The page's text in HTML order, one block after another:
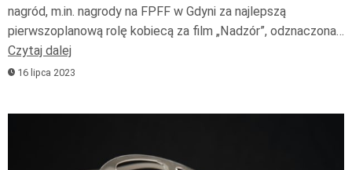
nagród, m.in. nagrody na FPFF w Gdyni za najlepszą
pierwszoplanową rolę kobiecą za film „Nadzór”, odznaczona…
Czytaj dalej
16 lipca 2023